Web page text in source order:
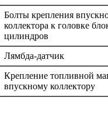
Болты крепления
коллектора к головке
цилиндров
Лямбда-датчик
Крепление топливной
впускному коллектору